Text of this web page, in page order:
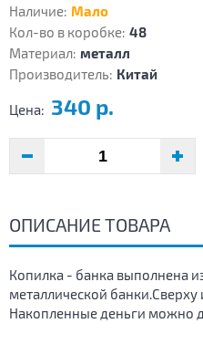
Наличие: Мало
Кол-во в коробке: 48
Материал: металл
Производитель: Китай
Цена: 340 р.
ОПИСАНИЕ ТОВАРА
Копилка - банка выполнена
металлической
Накопленные деньги можно